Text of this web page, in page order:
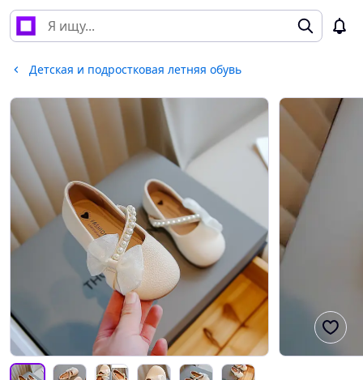
Детская и подростковая летняя обувь